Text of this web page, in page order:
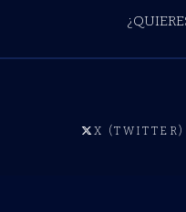
X (TWITTER)